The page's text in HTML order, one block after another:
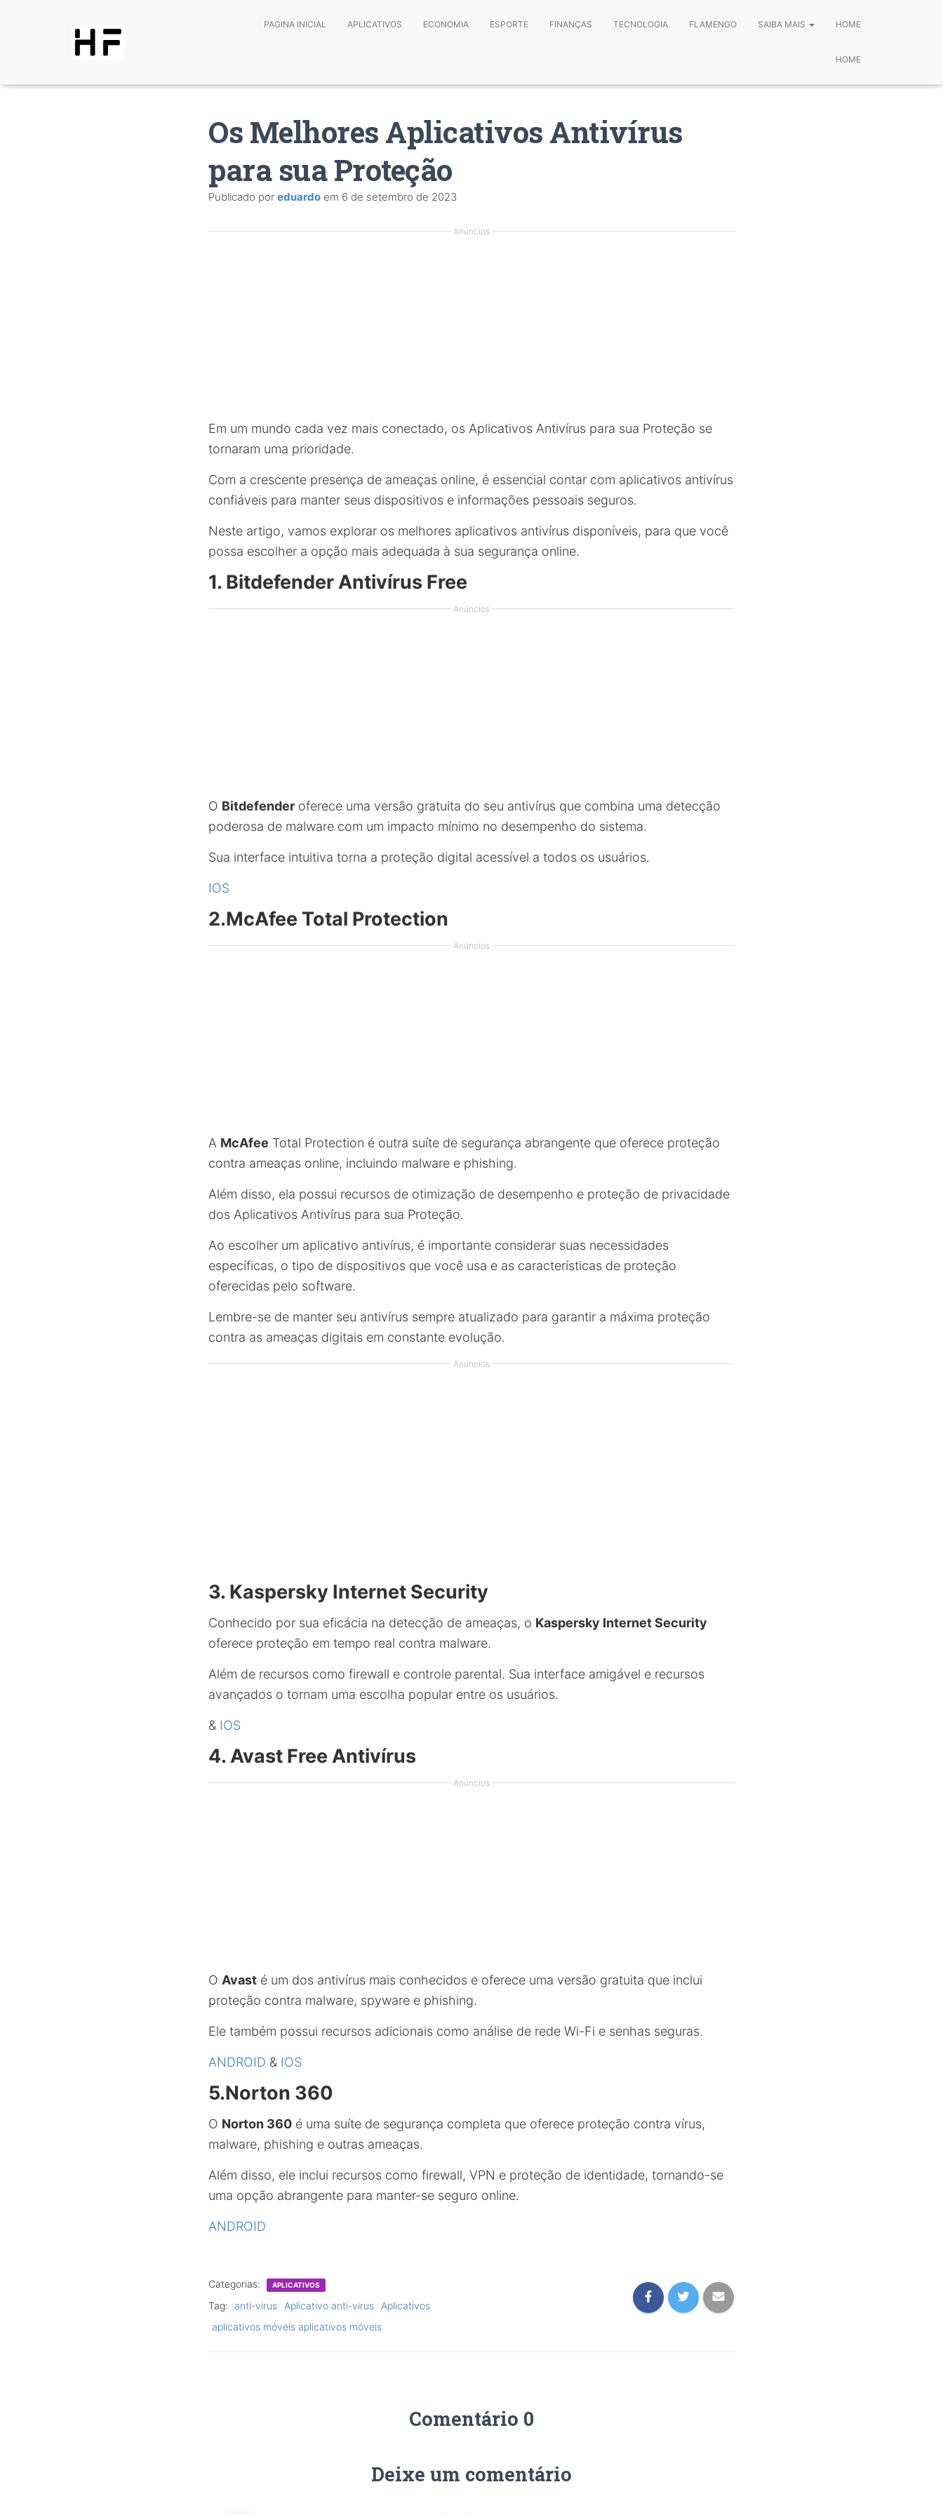
PAGINA INICIAL APLICATIVOS ECONOMIA ESPORTE FINANÇAS TECNOLOGIA FLAMENGO SAIBA MAIS HOME
HOME
Os Melhores Aplicativos Antivírus
para sua Proteção
Publicado por eduardo em 6 de setembro de 2023
Anúncios
Em um mundo cada vez mais conectado, os Aplicativos Antivírus para sua Proteção se
tornaram uma prioridade.
Com a crescente presença de ameaças online, é essencial contar com aplicativos antivírus
confiáveis para manter seus dispositivos e informações pessoais seguros.
Neste artigo, vamos explorar os melhores aplicativos antivírus disponíveis, para que você
possa escolher a opção mais adequada à sua segurança online.
1. Bitdefender Antivírus Free
Anúncios
O Bitdefender oferece uma versão gratuita do seu antivírus que combina uma detecção
poderosa de malware com um impacto mínimo no desempenho do sistema.
Sua interface intuitiva torna a proteção digital acessível a todos os usuários.
IOS
2.McAfee Total Protection
Anúncios
A McAfee Total Protection é outra suíte de segurança abrangente que oferece proteção
contra ameaças online, incluindo malware e phishing.
Além disso, ela possui recursos de otimização de desempenho e proteção de privacidade
dos Aplicativos Antivírus para sua Proteção.
Ao escolher um aplicativo antivírus, é importante considerar suas necessidades
específicas, o tipo de dispositivos que você usa e as características de proteção
oferecidas pelo software.
Lembre-se de manter seu antivírus sempre atualizado para garantir a máxima proteção
contra as ameaças digitais em constante evolução.
Anúncios
3. Kaspersky Internet Security
Conhecido por sua eficácia na detecção de ameaças, o Kaspersky Internet Security
oferece proteção em tempo real contra malware.
Além de recursos como firewall e controle parental. Sua interface amigável e recursos
avançados o tornam uma escolha popular entre os usuários.
& IOS
4. Avast Free Antivírus
Anúncios
O Avast é um dos antivírus mais conhecidos e oferece uma versão gratuita que inclui
proteção contra malware, spyware e phishing.
Ele também possui recursos adicionais como análise de rede Wi-Fi e senhas seguras.
ANDROID & IOS
5.Norton 360
O Norton 360 é uma suíte de segurança completa que oferece proteção contra vírus,
malware, phishing e outras ameaças.
Além disso, ele inclui recursos como firewall, VPN e proteção de identidade, tornando-se
uma opção abrangente para manter-se seguro online.
ANDROID
Categorias: APLICATIVOS
Tag: anti-virus Aplicativo anti-virus
Aplicativos
aplicativos móveis aplicativos móveis
Comentário 0
Deixe um comentário